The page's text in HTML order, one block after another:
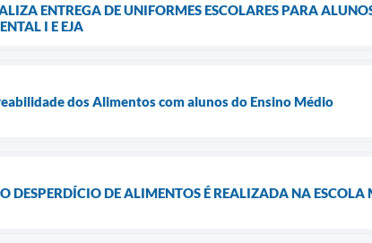
ENTREGA DE UNIFORMES ESCOLARES PARA
I E EJA
dos Alimentos com alunos do Ensino Médio
O DESPERDÍCIO DE ALIMENTOS É REALIZADA NA